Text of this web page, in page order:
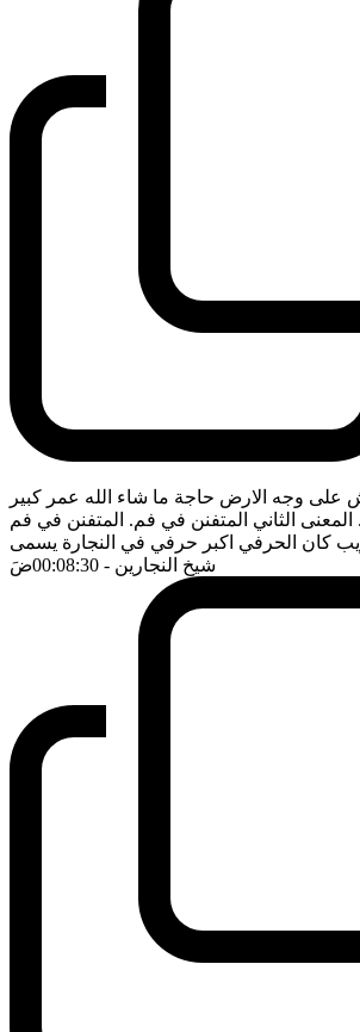
وجه الارض حاجة ما شاء الله عمر كبير
الثاني المتفنن في فم. المتفنن في فم
كان الحرفي اكبر حرفي في النجارة يسمى
شيخ النجارين - 00:08:30 ضَ